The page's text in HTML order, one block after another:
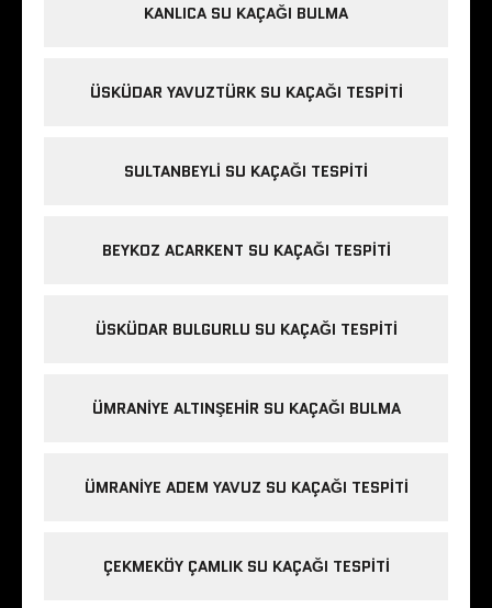
KANLICA SU KAÇAĞI BULMA
ÜSKÜDAR YAVUZTÜRK SU KAÇAĞI TESPITI
SULTANBEYLI SU KAÇAĞI TESPITI
BEYKOZ ACARKENT SU KAÇAĞI TESPITI
ÜSKÜDAR BULGURLU SU KAÇAĞI TESPITI
ÜMRANIYE ALTINŞEHIR SU KAÇAĞI BULMA
ÜMRANIYE ADEM YAVUZ SU KAÇAĞI TESPITI
ÇEKMEKÖY ÇAMLIK SU KAÇAĞI TESPITI